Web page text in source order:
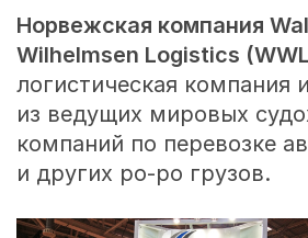
Норвежская компания
Wilhelmsen Logistics
логистическая компания
из ведущих мировых
компаний по перевозке
и других ро-ро грузов.